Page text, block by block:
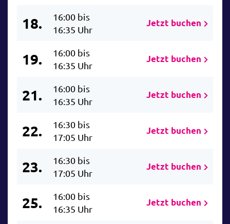
18.
16:00 bis
16:35 Uhr
Jetzt buchen
19.
16:00 bis
16:35 Uhr
Jetzt buchen
21.
16:00 bis
16:35 Uhr
Jetzt buchen
22.
16:30 bis
17:05 Uhr
Jetzt buchen
23.
16:30 bis
17:05 Uhr
Jetzt buchen
25.
16:00 bis
16:35 Uhr
Jetzt buchen